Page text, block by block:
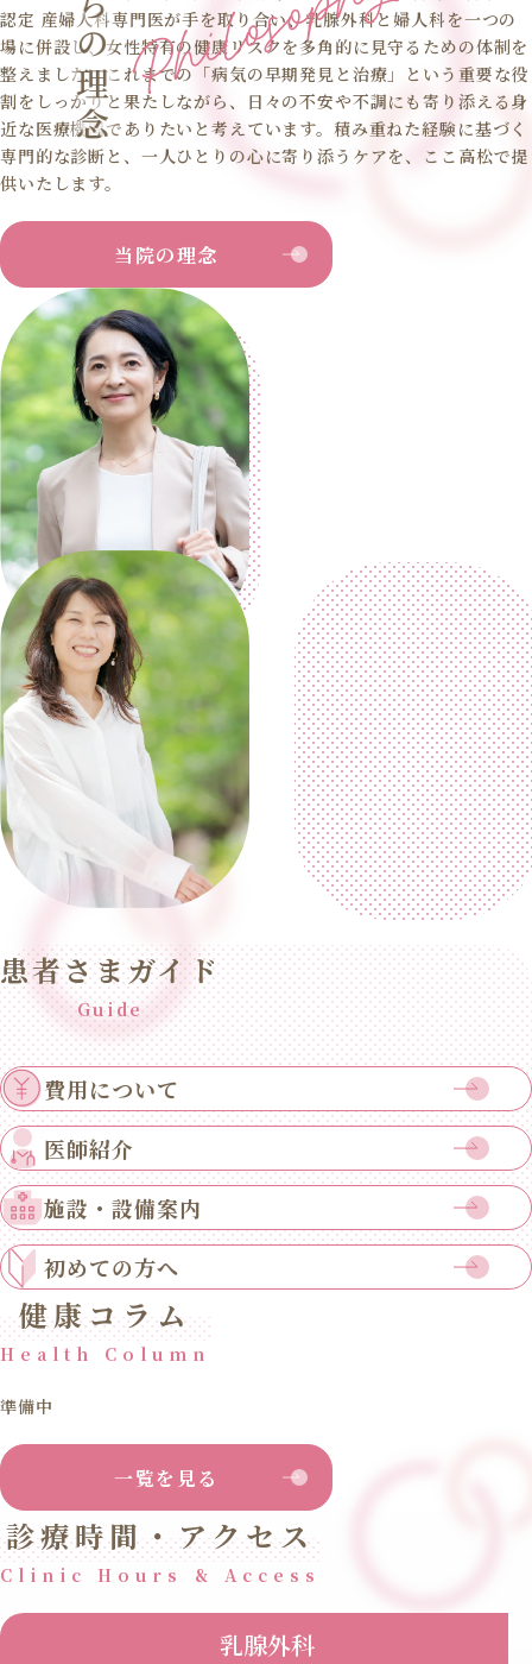
認定 産婦人科専門医が手を取り合い、乳腺外科と婦人科を一つの
場に併設し、女性特有の健康リスクを多角的に見守るための体制を
整えました。これまでの「病気の早期発見と治療」という重要な役
割をしっかりと果たしながら、日々の不安や不調にも寄り添える身
近な医療機関でありたいと考えています。積み重ねた経験に基づく
専門的な診断と、一人ひとりの心に寄り添うケアを、ここ高松で提
供いたします。
当院の理念
患者さまガイド
Guide
費用について
医師紹介
施設・設備案内
初めての方へ
健康コラム
Health Column
準備中
一覧を見る
診療時間・アクセス
Clinic Hours & Access
乳腺外科